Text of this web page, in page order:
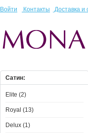
Войти Контакты Доставка и
Сатин:
Elite (2)
Royal (13)
Delux (1)